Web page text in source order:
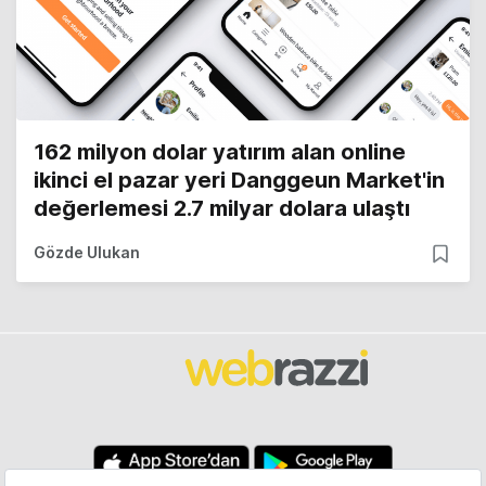
162 milyon dolar yatırım alan online
ikinci el pazar yeri Danggeun Market'in
değerlemesi 2.7 milyar dolara ulaştı
Gözde Ulukan